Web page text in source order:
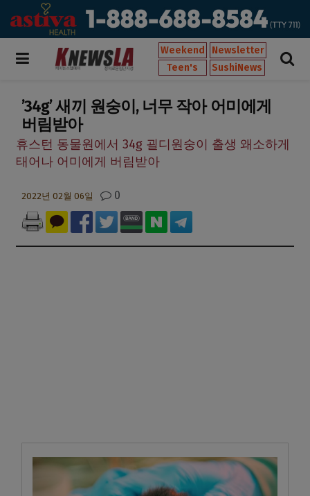
Weekend
Newsletter
Teen's
SushiNews
’34g’ 새끼 원숭이, 너무 작아 어미에게
버림받아
휴스턴 동물원에서 34g 괼디원숭이 출생 왜소하게
태어나 어미에게 버림받아
2022년 02월 06일 0